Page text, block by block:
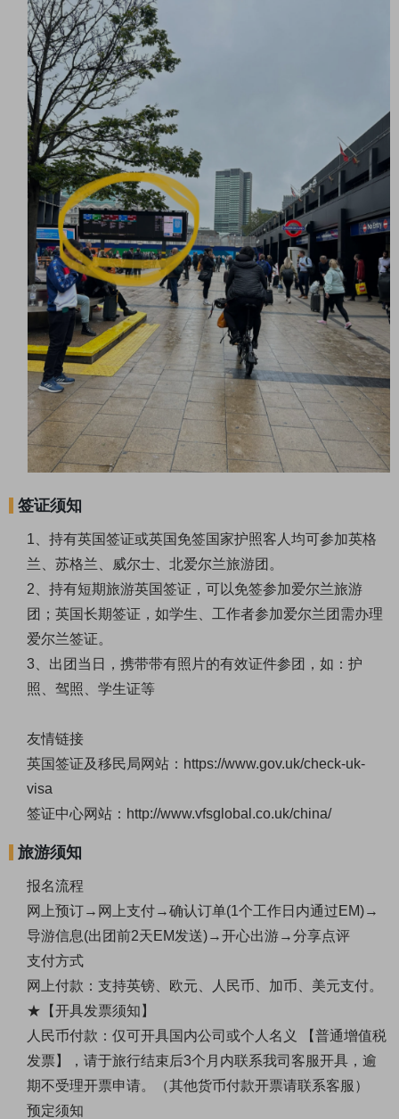
签证须知
1、持有英国签证或英国免签国家护照客人均可参加英格
兰、苏格兰、威尔士、北爱尔兰旅游团。
2、持有短期旅游英国签证，可以免签参加爱尔兰旅游
团；英国长期签证，如学生、工作者参加爱尔兰团需办理
爱尔兰签证。
3、出团当日，携带带有照片的有效证件参团，如：护
照、驾照、学生证等
友情链接
英国签证及移民局网站： https://www.gov.uk/check-uk-
visa
签证中心网站： http://www.vfsglobal.co.uk/china/
旅游须知
报名流程
网上预订→网上支付→确认订单(1个工作日内通过EM)→
导游信息(出团前2天EM发送)→开心出游→分享点评
支付方式
网上付款：支持英镑、欧元、人民币、加币、美元支付。
★【开具发票须知】
人民币付款：仅可开具国内公司或个人名义
【普通增值税
发票】，请于旅行结束后3个月内联系我司客服开具，逾
期不受理开票申请。（其他货币付款开票请联系客服）
预定须知